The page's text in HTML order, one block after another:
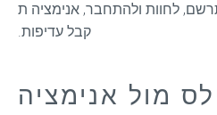
לחוות ולהתחבר, אנימציה ת
קבל עדיפות.
מול אנימציה